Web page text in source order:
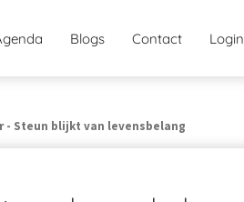
Blogs Contact Login
- Steun blijkt van levensbelang